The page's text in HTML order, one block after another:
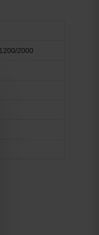
2000